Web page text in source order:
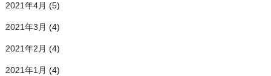
2021年4月 (5)
2021年3月 (4)
2021年2月 (4)
2021年1月 (4)